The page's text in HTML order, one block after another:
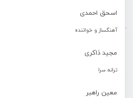
اسحق احمدی
آهنگساز و خواننده
مجید ذاکری
ترانه سرا
معین راهبر